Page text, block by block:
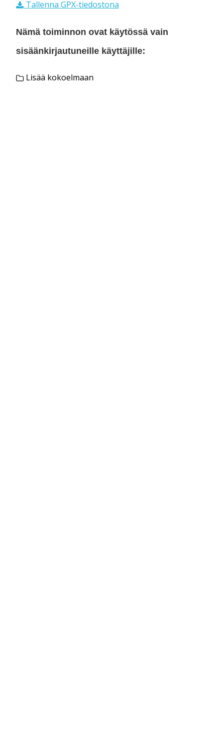
Tallenna GPX-tiedostona
Nämä toiminnon ovat käytössä vain
sisäänkirjautuneille käyttäjille:
Lisää kokoelmaan